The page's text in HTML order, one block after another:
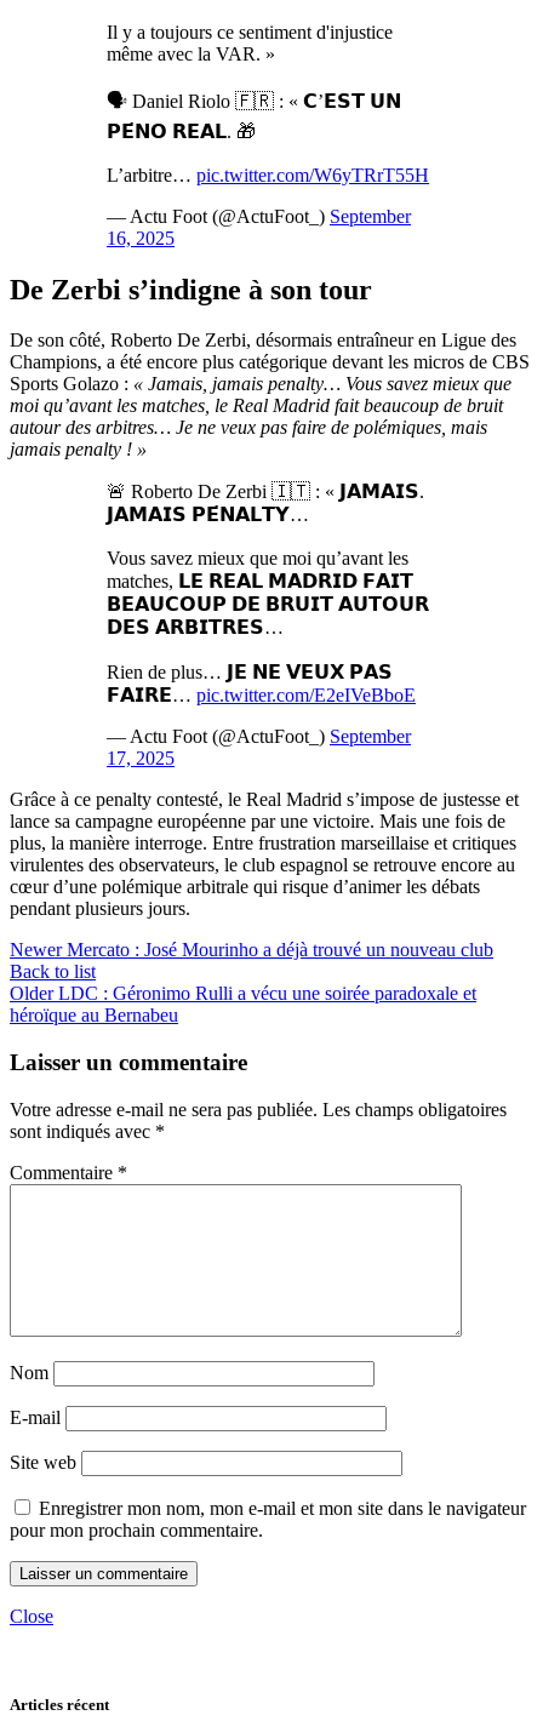
Il y a toujours ce sentiment d'injustice
même avec la VAR. »
🗣️ Daniel Riolo 🇫🇷 : « 𝗖’𝗘𝗦𝗧 𝗨𝗡
𝗣𝗘́𝗡𝗢 𝗥𝗘𝗔𝗟. 🎁
L’arbitre… pic.twitter.com/W6yTRrT55H
— Actu Foot (@ActuFoot_) September
16, 2025
De Zerbi s’indigne à son tour
De son côté, Roberto De Zerbi, désormais entraîneur en Ligue des
Champions, a été encore plus catégorique devant les micros de CBS
Sports Golazo : « Jamais, jamais penalty… Vous savez mieux que
moi qu’avant les matches, le Real Madrid fait beaucoup de bruit
autour des arbitres… Je ne veux pas faire de polémiques, mais
jamais penalty ! »
🚨 Roberto De Zerbi 🇮🇹 : « 𝗝𝗔𝗠𝗔𝗜𝗦.
𝗝𝗔𝗠𝗔𝗜𝗦 𝗣𝗘́𝗡𝗔𝗟𝗧𝗬…
Vous savez mieux que moi qu’avant les
matches, 𝗟𝗘 𝗥𝗘𝗔𝗟 𝗠𝗔𝗗𝗥𝗜𝗗 𝗙𝗔𝗜𝗧
𝗕𝗘𝗔𝗨𝗖𝗢𝗨𝗣 𝗗𝗘 𝗕𝗥𝗨𝗜𝗧 𝗔𝗨𝗧𝗢𝗨𝗥
𝗗𝗘𝗦 𝗔𝗥𝗕𝗜𝗧𝗥𝗘𝗦…
Rien de plus… 𝗝𝗘 𝗡𝗘 𝗩𝗘𝗨𝗫 𝗣𝗔𝗦
𝗙𝗔𝗜𝗥𝗘… pic.twitter.com/E2eIVeBboE
— Actu Foot (@ActuFoot_) September
17, 2025
Grâce à ce penalty contesté, le Real Madrid s’impose de justesse et
lance sa campagne européenne par une victoire. Mais une fois de
plus, la manière interroge. Entre frustration marseillaise et critiques
virulentes des observateurs, le club espagnol se retrouve encore au
cœur d’une polémique arbitrale qui risque d’animer les débats
pendant plusieurs jours.
Newer Mercato : José Mourinho a déjà trouvé un nouveau club
Back to list
Older LDC : Géronimo Rulli a vécu une soirée paradoxale et
héroïque au Bernabeu
Laisser un commentaire
Votre adresse e-mail ne sera pas publiée. Les champs obligatoires
sont indiqués avec *
Commentaire *
Nom
E-mail
Site web
Enregistrer mon nom, mon e-mail et mon site dans le navigateur
pour mon prochain commentaire.
Close
Articles récent